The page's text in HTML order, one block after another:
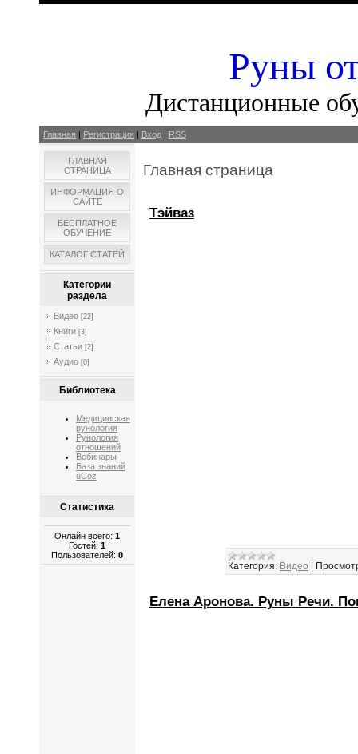
Руны
Дистанционные
Главная | Регистрация | Вход | RSS
ГЛАВНАЯ
СТРАНИЦА
ИНФОРМАЦИЯ О
САЙТЕ
БЕСПЛАТНОЕ
ОБУЧЕНИЕ
КАТАЛОГ СТАТЕЙ
Категории
раздела
Видео [22]
Книги [3]
Статьи [2]
Аудио [0]
Библиотека
Медицинская
рунология
Рунология
отношений
Вебинары
База знаний
uCoz
Статистика
Онлайн всего: 1
Гостей: 1
Пользователей: 0
Главная страница
Тэйваз
Категория: Видео
Елена Аронова. Руны Речи.